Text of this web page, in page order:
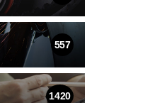
557
1420